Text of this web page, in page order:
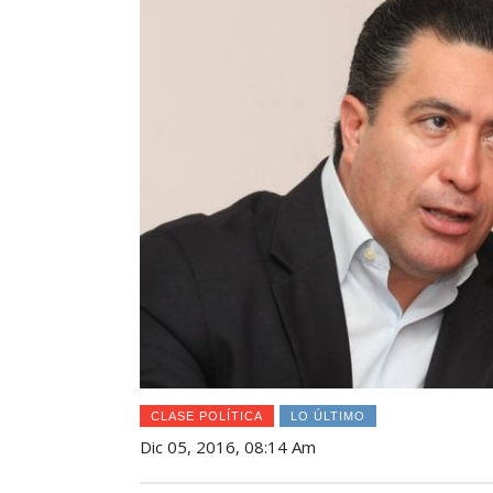
CLASE POLÍTICA LO ÚLTIMO
Dic 05, 2016, 08:14 Am